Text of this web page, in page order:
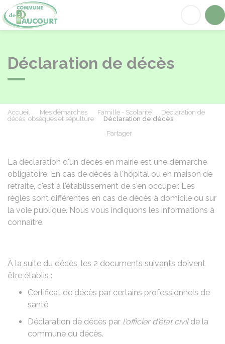
Déclaration de décès
Accueil Mes démarches Famille - Scolarité
Déclaration de
décès, obsèques et sépulture
Déclaration de décès
Partager
La déclaration d'un décès en mairie est une démarche
obligatoire. En cas de décès à l'hôpital ou en maison de
retraite, c'est à l'établissement de s'en occuper. Les
règles sont différentes en cas de décès à domicile ou sur
la voie publique. Nous vous indiquons les informations à
connaître.
À la suite du décès, les 2 documents suivants doivent
être établis :
Certificat de décès par certains professionnels de
santé
Déclaration de décès par l'officier d'état civilde la
commune du décès.